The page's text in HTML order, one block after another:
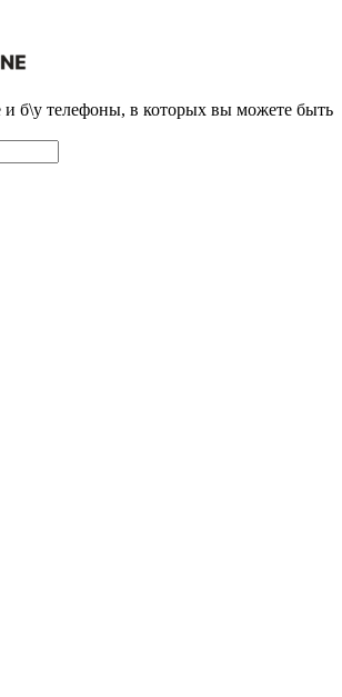
б\у телефоны, в которых вы можете быть